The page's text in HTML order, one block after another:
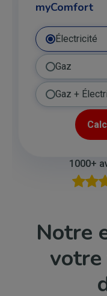
myComfort
Gaz +
Électricité
Gaz
1000+
Notre